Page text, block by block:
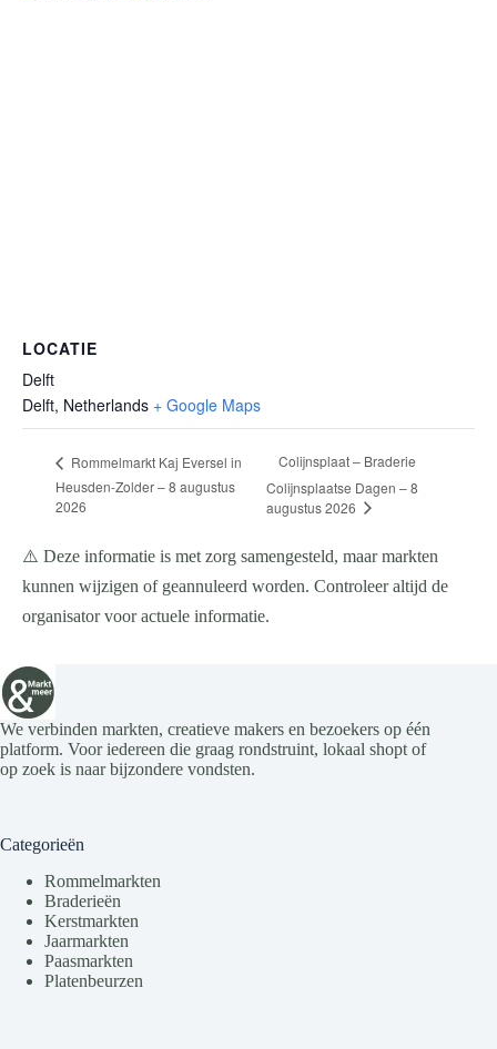
LOCATIE
Delft
Delft, Netherlands + Google Maps
Rommelmarkt Kaj Eversel in
Heusden-Zolder – 8 augustus
2026
Colijnsplaat – Braderie
Colijnsplaatse Dagen – 8
augustus 2026
⚠️ Deze informatie is met zorg samengesteld, maar markten
kunnen wijzigen of geannuleerd worden. Controleer altijd de
organisator voor actuele informatie.
We verbinden markten, creatieve makers en bezoekers op één
platform. Voor iedereen die graag rondstruint, lokaal shopt of
op zoek is naar bijzondere vondsten.
Categorieën
Rommelmarkten
Braderieën
Kerstmarkten
Jaarmarkten
Paasmarkten
Platenbeurzen